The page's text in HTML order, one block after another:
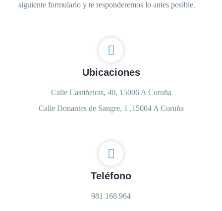
siguiente formulario y te responderemos lo antes posible.
Ubicaciones
Calle Castiñeiras, 40, 15006 A Coruña
Calle Donantes de Sangre, 1 ,15004 A Coruña
Teléfono
981 168 964